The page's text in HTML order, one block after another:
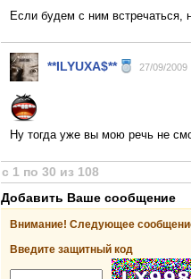
Если будем с ним
**ILYUXA$** 27/09/2009
Ну тогда уже вы мою речь не
с 1 по 30 из 108
Добавить Ваше сообщение
Внимание! Следующее
Введите защитный код